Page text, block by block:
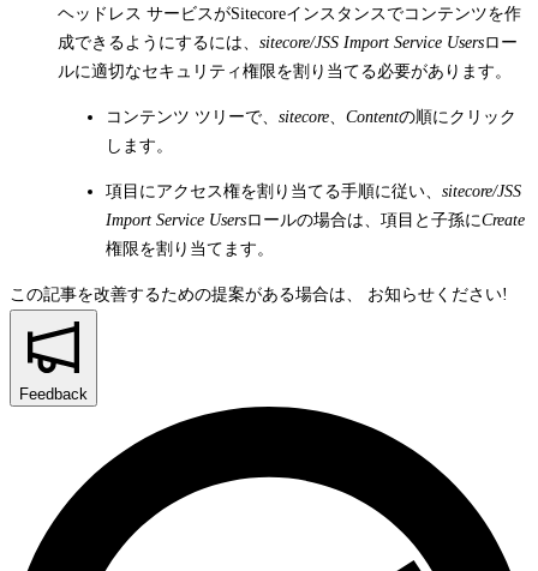
ヘッドレス サービスがSitecoreインスタンスでコンテンツを作
成できるようにするには、 sitecore/JSS Import Service Usersロー
ルに適切なセキュリティ権限を割り当てる必要があります。
コンテンツ ツリーで、 sitecore Contentの順にクリック
します。
項目にアクセス権を割り当てる手順に従い、 sitecore/JSS
Import Service Usersロールの場合は、項目と子孫にCreate
権限を割り当てます。
この記事を改善するための提案がある場合は、 お知らせください!
Feedback